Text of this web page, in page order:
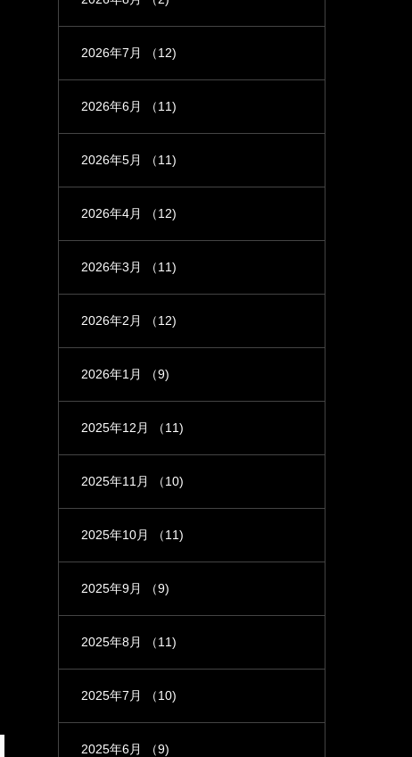
2026年7月 （12)
2026年6月 （11)
2026年5月 （11)
2026年4月 （12)
2026年3月 （11)
2026年2月 （12)
2026年1月 （9)
2025年12月 （11)
2025年11月 （10)
2025年10月 （11)
2025年9月 （9)
2025年8月 （11)
2025年7月 （10)
2025年6月 （9)